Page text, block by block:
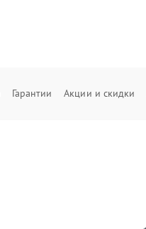
Гарантии Акции и скидки